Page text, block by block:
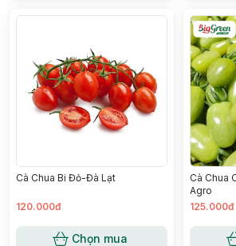
Cà Chua Bi Đỏ-Đà Lạt
120.000đ
Chọn mua
Cà Chua
Agro
125.000đ